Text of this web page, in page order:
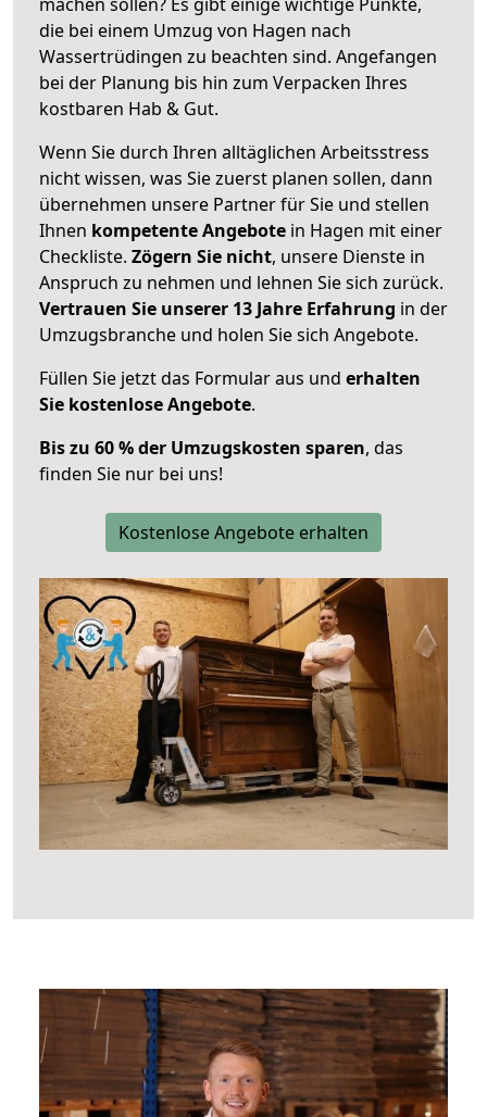
die bei einem Umzug von Hagen nach
Wassertrüdingen zu beachten sind. Angefangen
bei der Planung bis hin zum Verpacken Ihres
kostbaren Hab & Gut.
Wenn Sie durch Ihren alltäglichen Arbeitsstress
nicht wissen, was Sie zuerst planen sollen, dann
übernehmen unsere Partner für Sie und stellen
Ihnen kompetente Angebote in Hagen mit einer
Checkliste. Zögern Sie nicht, unsere Dienste in
Anspruch zu nehmen und lehnen Sie sich zurück.
Vertrauen Sie unserer 13 Jahre Erfahrung in der
Umzugsbranche und holen Sie sich Angebote.
Füllen Sie jetzt das Formular aus und erhalten
Sie kostenlose Angebote.
Bis zu 60 % der Umzugskosten sparen, das
finden Sie nur bei uns!
Kostenlose Angebote erhalten